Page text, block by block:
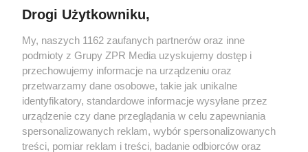
Żaden utwór zamieszczony w serwisie nie może być powielany i
rozpowszechniany lub dalej rozpowszechniany w jakikolwiek sposób (w
tym także elektroniczny lub mechaniczny) na jakimkolwiek polu
eksploatacji w jakiejkolwiek formie, włącznie z umieszczaniem w
Internecie bez pisemnej zgody właściciela praw. Jakiekolwiek użycie lub
wykorzystanie utworów w całości lub w części z naruszeniem prawa, tzn.
bez właściwej zgody, jest zabronione pod groźbą kary i może być ścigane
prawnie.
Drogi Użytkowniku,
My, naszych 1162 zaufanych partnerów oraz inne
podmioty z Grupy ZPR Media uzyskujemy dostęp i
przechowujemy informacje na urządzeniu oraz
przetwarzamy dane osobowe, takie jak unikalne
identyfikatory, standardowe informacje wysyłane przez
urządzenie czy dane przeglądania w celu zapewniania
spersonalizowanych reklam, wybór spersonalizowanych
treści, pomiar reklam i treści, badanie odbiorców oraz